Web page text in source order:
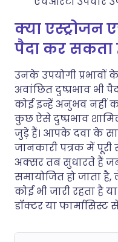
क्या एस्ट्रोजन
पैदा कर सकता
उनके उपयोगी
अवांछित दुष्प्रभाव भी
कोई इन्हें अनुभव नहीं
कुछ ऐसे दुष्प्रभाव
जुड़े हैं। आपके दवा के
जानकारी पत्रक में पूरी
अक्सर तब सुधारते हैं
समायोजित हो जाता
कोई भी जारी रहता है
डॉक्टर या फार्मासिस्ट